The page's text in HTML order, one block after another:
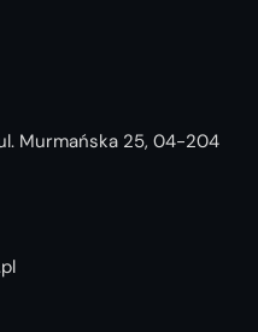
Murmańska 25, 04-204